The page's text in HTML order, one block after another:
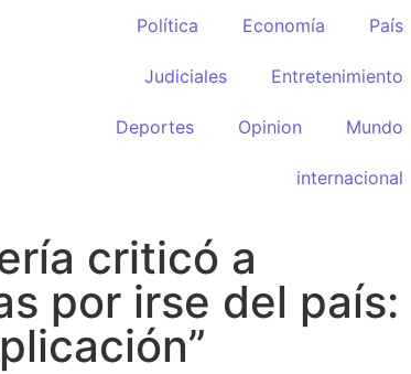
Política Economía País
Judiciales Entretenimiento
Deportes Opinion Mundo
internacional
criticó a
por irse del país: